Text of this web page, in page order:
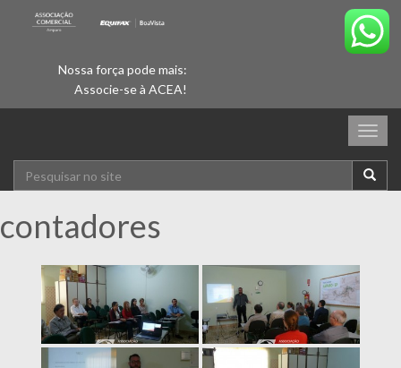
Nossa força pode mais:
Associe-se à ACEA!
contadores